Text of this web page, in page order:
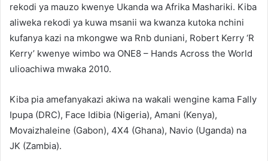
rekodi ya mauzo kwenye Ukanda wa Afrika Mashariki. Kiba
aliweka rekodi ya kuwa msanii wa kwanza kutoka nchini
kufanya kazi na mkongwe wa Rnb duniani, Robert Kerry ‘R
Kerry’ kwenye wimbo wa ONE8 – Hands Across the World
ulioachiwa mwaka 2010.
Kiba pia amefanyakazi akiwa na wakali wengine kama Fally
Ipupa (DRC), Face Idibia (Nigeria), Amani (Kenya),
Movaizhaleine (Gabon), 4X4 (Ghana), Navio (Uganda) na
JK (Zambia).